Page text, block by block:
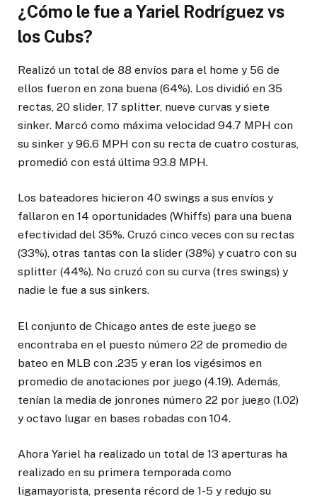
¿Cómo le fue a Yariel Rodríguez vs
los Cubs?
Realizó un total de 88 envíos para el home y 56 de
ellos fueron en zona buena (64%). Los dividió en 35
rectas, 20 slider, 17 splitter, nueve curvas y siete
sinker. Marcó como máxima velocidad 94.7 MPH con
su sinker y 96.6 MPH con su recta de cuatro costuras,
promedió con está última 93.8 MPH.
Los bateadores hicieron 40 swings a sus envíos y
fallaron en 14 oportunidades (Whiffs) para una buena
efectividad del 35%. Cruzó cinco veces con su rectas
(33%), otras tantas con la slider (38%) y cuatro con su
splitter (44%). No cruzó con su curva (tres swings) y
nadie le fue a sus sinkers.
El conjunto de Chicago antes de este juego se
encontraba en el puesto número 22 de promedio de
bateo en MLB con .235 y eran los vigésimos en
promedio de anotaciones por juego (4.19). Además,
tenían la media de jonrones número 22 por juego (1.02)
y octavo lugar en bases robadas con 104.
Ahora Yariel ha realizado un total de 13 aperturas ha
realizado en su primera temporada como
ligamayorista, presenta récord de 1-5 y redujo su